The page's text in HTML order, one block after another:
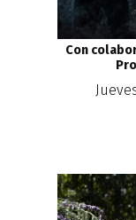
Con